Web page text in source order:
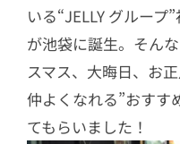
いる“JELLY グループ
が池袋に誕生。そん
スマス、大晦日、お
仲よくなれる”おすす
てもらいました！